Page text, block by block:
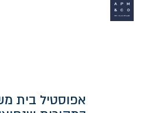
אפוסטיל בית